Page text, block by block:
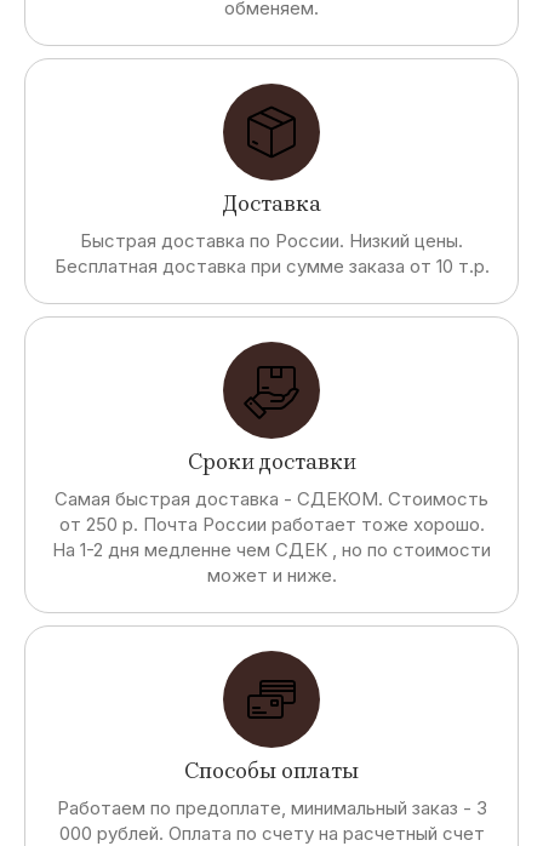
обменяем.
Доставка
Быстрая доставка по России. Низкий цены.
Бесплатная доставка при сумме заказа от 10 т.р.
Сроки доставки
Самая быстрая доставка - СДЕКОМ. Стоимость
от 250 р. Почта России работает тоже хорошо.
На 1-2 дня медленне чем СДЕК , но по стоимости
может и ниже.
Способы оплаты
Работаем по предоплате, минимальный заказ - 3
000 рублей. Оплата по счету на расчетный счет